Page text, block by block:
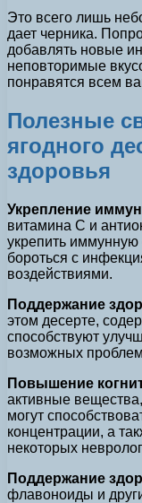
Это всего лишь
дает черника.
добавлять новые
неповторимые
понравятся всем
Полезные
ягодного
здоровья
Укрепление
витамина C и
укрепить
бороться с
воздействиями.
Поддержание
этом десерте,
способствуют
возможных
Повышение
активные
могут
концентрации, а
некоторых
Поддержание
флавоноиды и